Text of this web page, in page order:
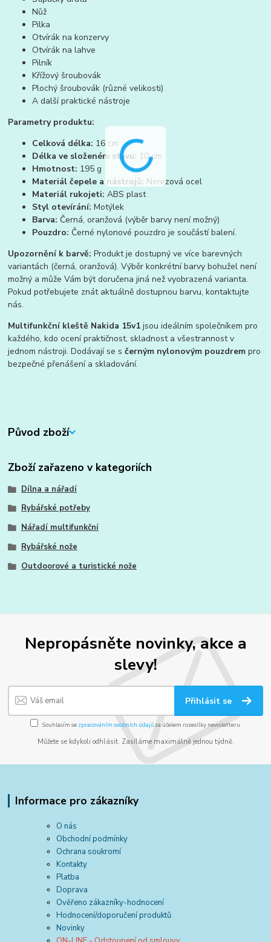
Nůž
Pilka
Otvírák na konzervy
Otvírák na lahve
Pilník
Křížový šroubovák
Plochý šroubovák (různé velikosti)
A další praktické nástroje
Parametry produktu:
Celková délka: 16 cm
Délka ve složeném stavu: 10 cm
Hmotnost: 195 g
Materiál čepele a nástrojů: Nerezová ocel
Materiál rukojeti: ABS plast
Styl otevírání: Motýlek
Barva: Černá, oranžová (výběr barvy není možný)
Pouzdro: Černé nylonové pouzdro je součástí balení.
Upozornění k barvě: Produkt je dostupný ve více barevných
variantách (černá, oranžová). Výběr konkrétní barvy bohužel není
možný a může Vám být doručena jiná než vyobrazená varianta.
Pokud potřebujete znát aktuálně dostupnou barvu, kontaktujte
nás.
Multifunkční kleště Nakida 15v1 jsou ideálním společníkem pro
každého, kdo ocení praktičnost, skladnost a všestrannost v
jednom nástroji. Dodávají se sčerným nylonovým pouzdrem pro
bezpečné přenášení a skladování.
Původ zboží
Zboží zařazeno v kategoriích
Dílna a nářadí
Rybářské potřeby
Nářadí multifunkční
Rybářské nože
Outdoorové a turistické nože
Nepropásněte novinky, akce a
slevy!
Přihlásit se
Souhlasím se zpracováním osobních údajůza účelem rozesílky newsletteru.
Můžete se kdykoli odhlásit. Zasíláme maximálně jednou týdně.
Informace pro zákazníky
O nás
Obchodní podmínky
Ochrana soukromí
Kontakty
Platba
Doprava
Ověřeno zákazníky-hodnocení
Hodnocení/doporučení produktů
Novinky